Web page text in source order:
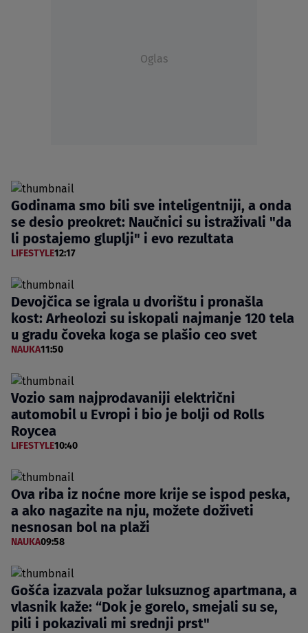
Oglas
Godinama smo bili sve inteligentniji, a onda
se desio preokret: Naučnici su istraživali "da
li postajemo gluplji" i evo rezultata
LIFESTYLE12:17
Devojčica se igrala u dvorištu i pronašla
kost: Arheolozi su iskopali najmanje 120 tela
u gradu čoveka koga se plašio ceo svet
NAUKA11:50
Vozio sam najprodavaniji električni
automobil u Evropi i bio je bolji od Rolls
Roycea
LIFESTYLE10:40
Ova riba iz noćne more krije se ispod peska,
a ako nagazite na nju, možete doživeti
nesnosan bol na plaži
NAUKA09:58
Gošća izazvala požar luksuznog apartmana, a
vlasnik kaže: “Dok je gorelo, smejali su se,
pili i pokazivali mi srednji prst"